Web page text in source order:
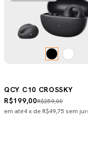
QCY C10 CROSSKY
R$259,00
R$199,00
em até4x de R$49,75 sem